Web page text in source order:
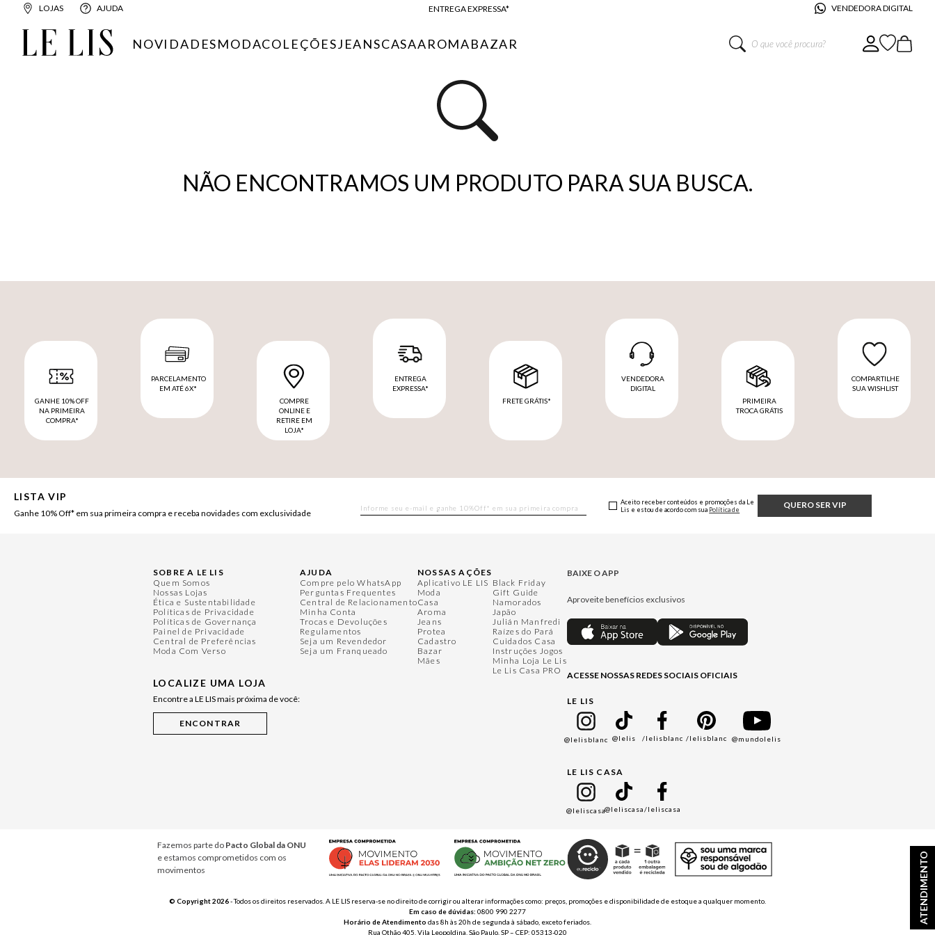
LOJAS AJUDA
ENTREGA EXPRESSA*
BAIXE O APP
VENDEDORA DIGITAL
ATENDIMENTO
NOVIDADESMODACOLEÇÕESJEANSCASAAROMABAZAR
O que você procura?
NÃO ENCONTRAMOS UM PRODUTO PARA SUA BUSCA.
GANHE 10% OFF
NA PRIMEIRA
COMPRA*
PARCELAMENTO
EM ATÉ 6X*
COMPRE
ONLINE E
RETIRE EM
LOJA*
ENTREGA
EXPRESSA*
FRETE GRÁTIS*
VENDEDORA
DIGITAL
PRIMEIRA
TROCA GRÁTIS
COMPARTILHE
SUA WISHLIST
LISTA VIP
Ganhe 10% Off* em sua primeira compra e receba novidades com exclusividade
QUERO SER VIP
Aceito receber conteúdos e promoções da Le
Lis e estou de acordo com sua Política de
SOBRE A LE LIS
Quem Somos
Nossas Lojas
Ética e Sustentabilidade
Políticas de Privacidade
Políticas de Governança
Painel de Privacidade
Central de Preferências
Moda Com Verso
LOCALIZE UMA LOJA
Encontre a LE LIS mais próxima de você:
AJUDA
Compre pelo WhatsApp
Perguntas Frequentes
Central de Relacionamento
Minha Conta
Trocas e Devoluções
Regulamentos
Seja um Revendedor
Seja um Franqueado
NOSSAS AÇÕES
Aplicativo LE LIS
Moda
Casa
Aroma
Jeans
Protea
Cadastro
Bazar
Mães
Black Friday
Gift Guide
Namorados
Japão
Julián Manfredi
Raízes do Pará
Cuidados Casa
Instruções Jogos
Minha Loja Le Lis
Le Lis Casa PRO
BAIXE O APP
Aproveite benefícios exclusivos
ACESSE NOSSAS REDES SOCIAIS OFICIAIS
LE LIS
@lelisblanc @lelis /lelisblanc /lelisblanc @mundolelis
LE LIS CASA
@leliscasa@leliscasa/leliscasa
Fazemos parte do Pacto Global da ONU
e estamos comprometidos com os
movimentos
© Copyright 2026- Todos os direitos reservados. A LE LIS reserva-se no direito de corrigir ou alterar informações como: preços, promoções e disponibilidade de estoque a qualquer momento.
Em caso de dúvidas: 0800 990 2277
Horário de Atendimento das 8h às 20h de segunda à sábado, exceto feriados.
Rua Othão 405, Vila Leopoldina, São Paulo, SP – CEP: 05313-020